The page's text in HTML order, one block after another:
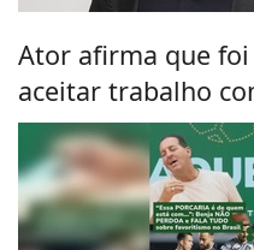
Ator afirma que
aceitar trabalho